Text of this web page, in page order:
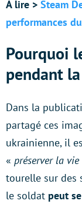
À lire > Steam
performances
Pourquoi
pendant
Dans la
partagé ces
ukrainienne, il
« préserver la vie
tourelle sur des
le soldat peut